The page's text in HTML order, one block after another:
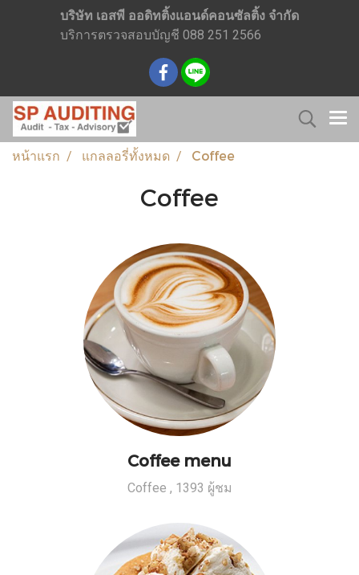
บริษัท เอสพี ออดิทติ้งแอนด์คอนซัลติ้ง จำกัด
บริการตรวจสอบบัญชี 088 251 2566
หน้าแรก แกลลอรี่ทั้งหมด Coffee
Coffee
Coffee menu
Coffee , 1393 ผู้ชม